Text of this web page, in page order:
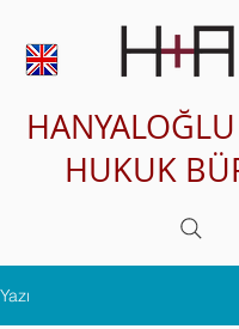
HUKUK
Yazı